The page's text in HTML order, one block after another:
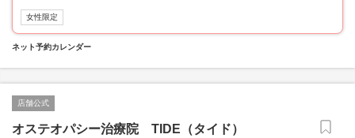
女性限定
ネット予約カレンダー
店舗公式
オステオパシー治療院 TIDE（タイド）